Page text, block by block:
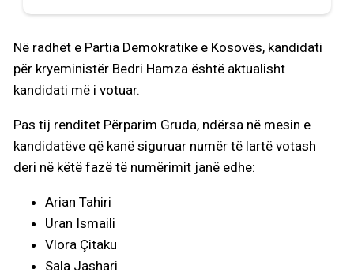
Në radhët e Partia Demokratike e Kosovës, kandidati
për kryeministër Bedri Hamza është aktualisht
kandidati më i votuar.
Pas tij renditet Përparim Gruda, ndërsa në mesin e
kandidatëve që kanë siguruar numër të lartë votash
deri në këtë fazë të numërimit janë edhe:
Arian Tahiri
Uran Ismaili
Vlora Çitaku
Sala Jashari